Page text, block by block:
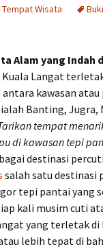
Tempat Wisata
Alam yang Indah
Kuala Langat
kawasan atau
Banting, Jugra,
tempat
di kawasan tepi
destinasi
salah satu destinasi
tepi pantai yang
kali musim cuti
yang terletak
lebih tepat di